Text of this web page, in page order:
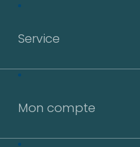
Service
Mon compte